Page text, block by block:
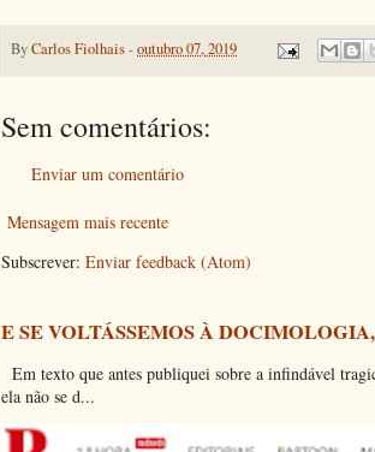
ByCarlos Fiolhais-outubro 07, 2019
Sem comentários:
Enviar um comentário
Mensagem mais recente
Subscrever: Enviar feedback (Atom)
E SE VOLTÁSSEMOS À
Em texto que antes publiquei sobre a infindável
ela não se d...